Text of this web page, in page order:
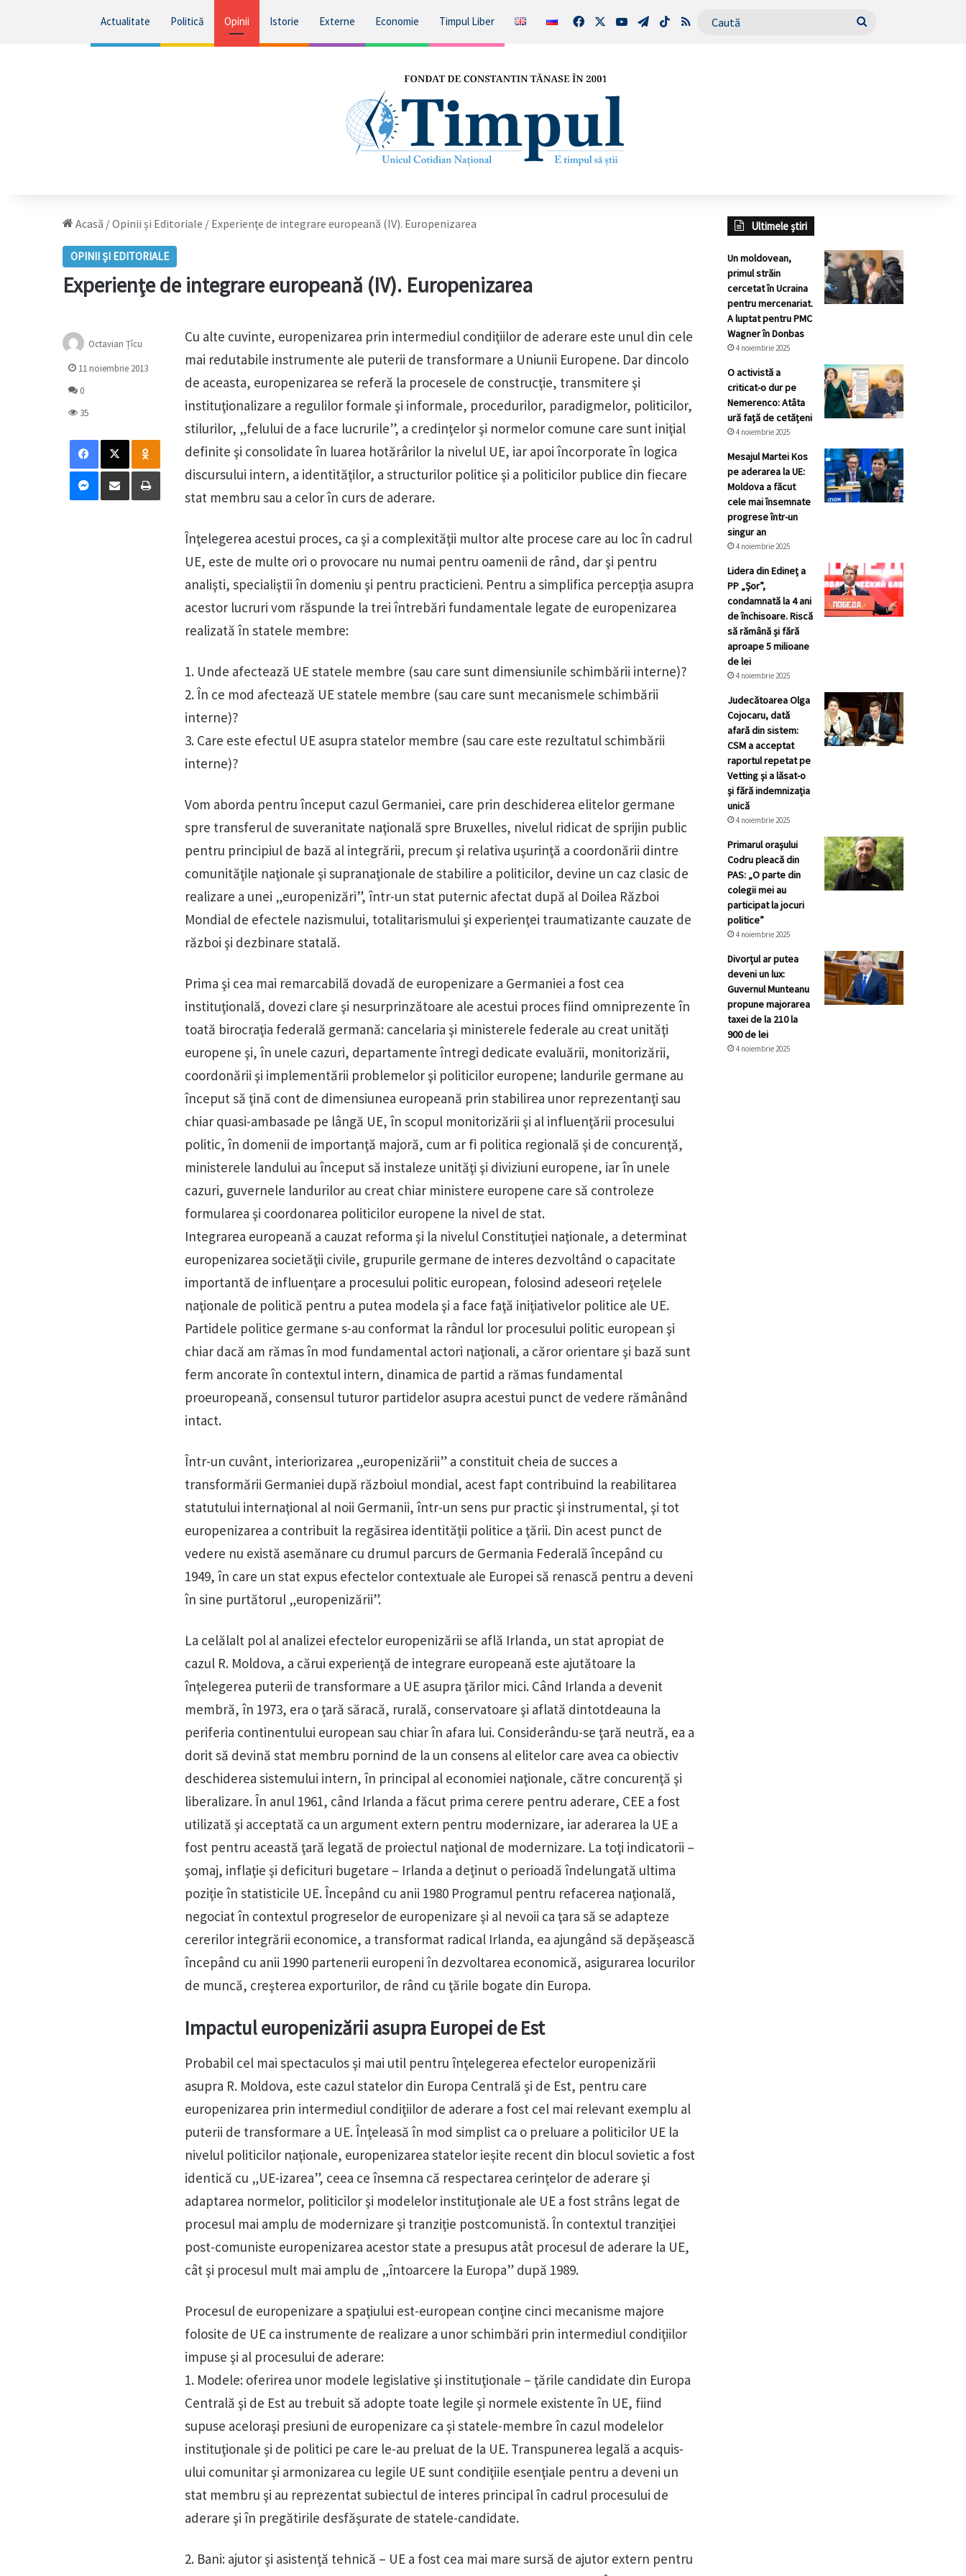
Actualitate Politică Opinii Istorie Externe Economie Timpul Liber FacebookYouTubeTelegram
TikTokRSS Caută
Acasă /Opinii și Editoriale / Experienţe de integrare europeană (IV). Europenizarea
OPINII ȘI EDITORIALE
Experienţe de integrare europeană (IV). Europenizarea
Cu alte cuvinte, europenizarea prin intermediul condiţiilor de aderare este unul din cele
mai redutabile instrumente ale puterii de transformare a Uniunii Europene. Dar dincolo
de aceasta, europenizarea se referă la procesele de construcţie, transmitere şi
instituţionalizare a regulilor formale şi informale, procedurilor, paradigmelor, politicilor,
stilurilor, „felului de a face lucrurile”, a credinţelor şi normelor comune care sunt iniţial
definite şi consolidate în luarea hotărârilor la nivelul UE, iar apoi încorporate în logica
discursului intern, a identităţilor, a structurilor politice şi a politicilor publice din fiecare
stat membru sau a celor în curs de aderare.
Înţelegerea acestui proces, ca şi a complexităţii multor alte procese care au loc în cadrul
UE, este de multe ori o provocare nu numai pentru oamenii de rând, dar şi pentru
analişti, specialiştii în domeniu şi pentru practicieni. Pentru a simplifica percepţia asupra
acestor lucruri vom răspunde la trei întrebări fundamentale legate de europenizarea
realizată în statele membre:
1. Unde afectează UE statele membre (sau care sunt dimensiunile schimbării interne)?
2. În ce mod afectează UE statele membre (sau care sunt mecanismele schimbării
interne)?
3. Care este efectul UE asupra statelor membre (sau care este rezultatul schimbării
interne)?
Vom aborda pentru început cazul Germaniei, care prin deschiderea elitelor germane
spre transferul de suveranitate naţională spre Bruxelles, nivelul ridicat de sprijin public
pentru principiul de bază al integrării, precum şi relativa uşurinţă a coordonării dintre
comunităţile naţionale şi supranaţionale de stabilire a politicilor, devine un caz clasic de
realizare a unei „europenizări”, într-un stat puternic afectat după al Doilea Război
Mondial de efectele nazismului, totalitarismului şi experienţei traumatizante cauzate de
război şi dezbinare statală.
Prima şi cea mai remarcabilă dovadă de europenizare a Germaniei a fost cea
instituţională, dovezi clare şi nesurprinzătoare ale acestui proces fiind omniprezente în
toată birocraţia federală germană: cancelaria şi ministerele federale au creat unităţi
europene şi, în unele cazuri, departamente întregi dedicate evaluării, monitorizării,
coordonării şi implementării problemelor şi politicilor europene; landurile germane au
început să ţină cont de dimensiunea europeană prin stabilirea unor reprezentanţi sau
chiar quasi-ambasade pe lângă UE, în scopul monitorizării şi al influenţării procesului
politic, în domenii de importanţă majoră, cum ar fi politica regională şi de concurenţă,
ministerele landului au început să instaleze unităţi şi diviziuni europene, iar în unele
cazuri, guvernele landurilor au creat chiar ministere europene care să controleze
formularea şi coordonarea politicilor europene la nivel de stat.
Integrarea europeană a cauzat reforma şi la nivelul Constituţiei naţionale, a determinat
europenizarea societăţii civile, grupurile germane de interes dezvoltând o capacitate
importantă de influenţare a procesului politic european, folosind adeseori reţelele
naţionale de politică pentru a putea modela şi a face faţă iniţiativelor politice ale UE.
Partidele politice germane s-au conformat la rândul lor procesului politic european şi
chiar dacă am rămas în mod fundamental actori naţionali, a căror orientare şi bază sunt
ferm ancorate în contextul intern, dinamica de partid a rămas fundamental
proeuropeană, consensul tuturor partidelor asupra acestui punct de vedere rămânând
intact.
Într-un cuvânt, interiorizarea „europenizării” a constituit cheia de succes a
transformării Germaniei după războiul mondial, acest fapt contribuind la reabilitarea
statutului internaţional al noii Germanii, într-un sens pur practic şi instrumental, şi tot
europenizarea a contribuit la regăsirea identităţii politice a ţării. Din acest punct de
vedere nu există asemănare cu drumul parcurs de Germania Federală începând cu
1949, în care un stat expus efectelor contextuale ale Europei să renască pentru a deveni
în sine purtătorul „europenizării”.
La celălalt pol al analizei efectelor europenizării se află Irlanda, un stat apropiat de
cazul R. Moldova, a cărui experienţă de integrare europeană este ajutătoare la
înţelegerea puterii de transformare a UE asupra ţărilor mici. Când Irlanda a devenit
membră, în 1973, era o ţară săracă, rurală, conservatoare şi aflată dintotdeauna la
periferia continentului european sau chiar în afara lui. Considerându-se ţară neutră, ea a
dorit să devină stat membru pornind de la un consens al elitelor care avea ca obiectiv
deschiderea sistemului intern, în principal al economiei naţionale, către concurenţă şi
liberalizare. În anul 1961, când Irlanda a făcut prima cerere pentru aderare, CEE a fost
utilizată şi acceptată ca un argument extern pentru modernizare, iar aderarea la UE a
fost pentru această ţară legată de proiectul naţional de modernizare. La toţi indicatorii –
şomaj, inflaţie şi deficituri bugetare – Irlanda a deţinut o perioadă îndelungată ultima
poziţie în statisticile UE. Începând cu anii 1980 Programul pentru refacerea naţională,
negociat în contextul progreselor de europenizare şi al nevoii ca ţara să se adapteze
cererilor integrării economice, a transformat radical Irlanda, ea ajungând să depăşească
începând cu anii 1990 partenerii europeni în dezvoltarea economică, asigurarea locurilor
de muncă, creşterea exporturilor, de rând cu ţările bogate din Europa.
Impactul europenizării asupra Europei de Est
Probabil cel mai spectaculos şi mai util pentru înţelegerea efectelor europenizării
asupra R. Moldova, este cazul statelor din Europa Centrală şi de Est, pentru care
europenizarea prin intermediul condiţiilor de aderare a fost cel mai relevant exemplu al
puterii de transformare a UE. Înţeleasă în mod simplist ca o preluare a politicilor UE la
nivelul politicilor naţionale, europenizarea statelor ieşite recent din blocul sovietic a fost
identică cu „UE-izarea”, ceea ce însemna că respectarea cerinţelor de aderare şi
adaptarea normelor, politicilor şi modelelor instituţionale ale UE a fost strâns legat de
procesul mai amplu de modernizare şi tranziţie postcomunistă. În contextul tranziţiei
post-comuniste europenizarea acestor state a presupus atât procesul de aderare la UE,
cât şi procesul mult mai amplu de „întoarcere la Europa” după 1989.
Procesul de europenizare a spaţiului est-european conţine cinci mecanisme majore
folosite de UE ca instrumente de realizare a unor schimbări prin intermediul condiţiilor
impuse şi al procesului de aderare:
1. Modele: oferirea unor modele legislative şi instituţionale – ţările candidate din Europa
Centrală şi de Est au trebuit să adopte toate legile şi normele existente în UE, fiind
supuse aceloraşi presiuni de europenizare ca şi statele-membre în cazul modelelor
instituţionale şi de politici pe care le-au preluat de la UE. Transpunerea legală a acquis-
ului comunitar şi armonizarea cu legile UE sunt condiţiile esenţiale pentru a deveni un
stat membru şi au reprezentat subiectul de interes principal în cadrul procesului de
aderare şi în pregătirile desfăşurate de statele-candidate.
2. Bani: ajutor şi asistenţă tehnică – UE a fost cea mai mare sursă de ajutor extern pentru
Octavian Țîcu
11 noiembrie 2013
0
35
Facebook
X Odnoklassniki
Messenger
Distribuie prin mail Tipărește
Ultimele știri
Un moldovean,
primul străin
cercetat în Ucraina
pentru mercenariat.
A luptat pentru PMC
Wagner în Donbas
4 noiembrie 2025
O activistă a
criticat-o dur pe
Nemerenco: Atâta
ură față de cetățeni
4 noiembrie 2025
Mesajul Martei Kos
pe aderarea la UE:
Moldova a făcut
cele mai însemnate
progrese într-un
singur an
4 noiembrie 2025
Lidera din Edineț a
PP „Șor”,
condamnată la 4 ani
de închisoare. Riscă
să rămână și fără
aproape 5 milioane
de lei
4 noiembrie 2025
Judecătoarea Olga
Cojocaru, dată
afară din sistem:
CSM a acceptat
raportul repetat pe
Vetting și a lăsat-o
și fără indemnizația
unică
4 noiembrie 2025
Primarul orașului
Codru pleacă din
PAS: „O parte din
colegii mei au
participat la jocuri
politice”
4 noiembrie 2025
Divorțul ar putea
deveni un lux:
Guvernul Munteanu
propune majorarea
taxei de la 210 la
900 de lei
4 noiembrie 2025